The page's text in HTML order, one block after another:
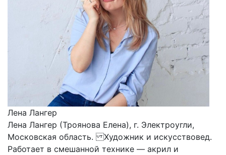
Лена Лангер
Лена Лангер (Троянова Елена), г. Электроугли,
Московская область. Художник и искусствовед.
Работает в смешанной технике — акрил и